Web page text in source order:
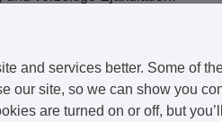
frühzeitigem Samenerguss,
and services better. Some of
our site, so we can show you
are turned on or off, but